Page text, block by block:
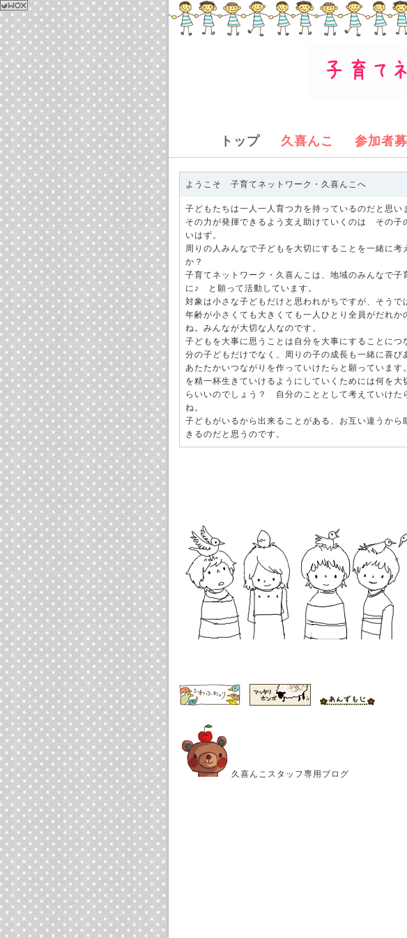
トップ 久喜んこ 参加者
ようこそ 子育てネットワーク・久喜んこへ
子どもたちは一人一人育つ力を持っているのだと思い
その力が発揮できるよう支え助けていくのは その子
いはず。
周りの人みんなで子どもを大切にすることを一緒に考
か？
子育てネットワーク・久喜んこは、地域のみんなで子
に♪ と願って活動しています。
対象は小さな子どもだけと思われがちですが、そうで
年齢が小さくても大きくても一人ひとり全員がだれか
ね。みんなが大切な人なのです。
子どもを大事に思うことは自分を大事にすることにつ
分の子どもだけでなく、周りの子の成長も一緒に喜び
あたたかいつながりを作っていけたらと願っています
を精一杯生きていけるようにしていくためには何を大
らいいのでしょう？ 自分のこととして考えていけた
ね。
子どもがいるから出来ることがある、お互い違うから
きるのだと思うのです。
久喜んこスタッフ専用ブログ